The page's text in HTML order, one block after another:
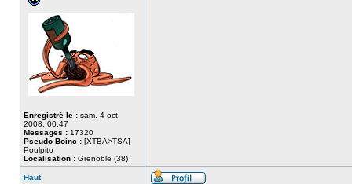
Enregistré le : sam. 4 oct.
2008, 00:47
Messages : 17320
Pseudo Boinc : [XTBA>TSA]
Poulpito
Localisation : Grenoble (38)
Haut